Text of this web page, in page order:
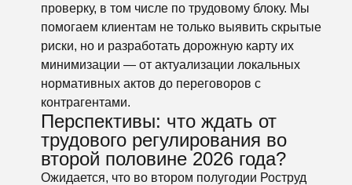
проверку, в том числе по трудовому блоку. Мы
помогаем клиентам не только выявить скрытые
риски, но и разработать дорожную карту их
минимизации — от актуализации локальных
нормативных актов до переговоров с
контрагентами.
Перспективы: что ждать от
трудового регулирования во
второй половине 2026 года?
Ожидается, что во втором полугодии Роструд